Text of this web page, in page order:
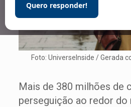
Quero responder!
Foto: UniverseInside / Gerada
Mais de 380 milhões de
perseguição ao redor do